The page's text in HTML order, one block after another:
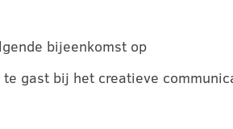
bijeenkomst op
te gast bij het creatieve